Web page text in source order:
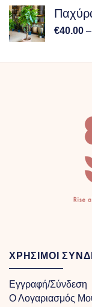
€40.00 –
ΧΡΗΣΙΜΟΙ
Εγγραφή/Σύνδεση
Ο Λογαριασμός